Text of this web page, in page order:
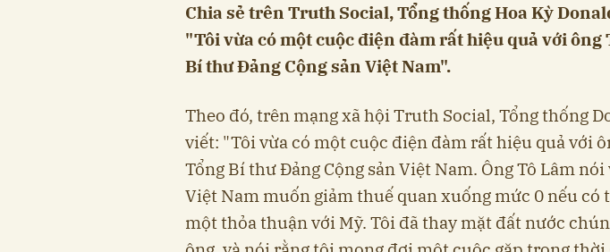
Chia sẻ trên Truth Social, Tổng thống Hoa Kỳ
"Tôi vừa có một cuộc điện đàm rất hiệu quả với ông
Bí thư Đảng Cộng sản Việt Nam".
Theo đó, trên mạng xã hội Truth Social, Tổng thống
viết: "Tôi vừa có một cuộc điện đàm rất hiệu quả với
Tổng Bí thư Đảng Cộng sản Việt Nam. Ông Tô Lâm
Việt Nam muốn giảm thuế quan xuống mức 0 nếu có
một thỏa thuận với Mỹ. Tôi đã thay mặt đất nước